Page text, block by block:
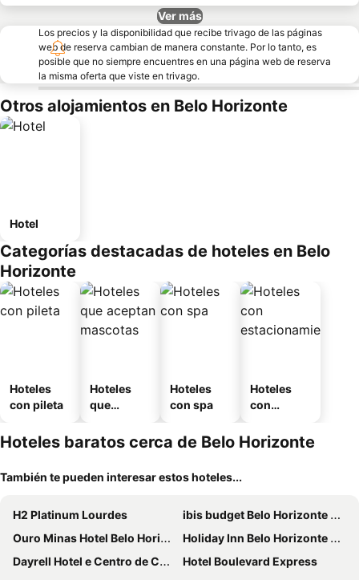
Ver más
Los precios y la disponibilidad que recibe trivago de las páginas
web de reserva cambian de manera constante. Por lo tanto, es
posible que no siempre encuentres en una página web de reserva
la misma oferta que viste en trivago.
Otros alojamientos en Belo Horizonte
Hotel
Categorías destacadas de hoteles en Belo
Horizonte
Hoteles
con pileta
Hoteles
que
mascotas
Hoteles
con spa
Hoteles
con
miento
Hoteles baratos cerca de Belo Horizonte
También te pueden interesar estos hoteles...
H2 Platinum Lourdes
ibis budget Belo Horizonte Minascentro
Ouro Minas Hotel Belo Horizonte, Dolce by Wyndham
Holiday Inn Belo Horizonte Savassi By Ihg
Dayrell Hotel e Centro de Convenções
Hotel Boulevard Express